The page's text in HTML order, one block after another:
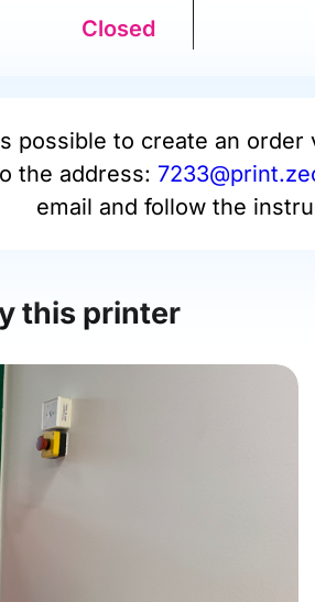
Closed
possible to create an order
the address:
email and follow the
this printer